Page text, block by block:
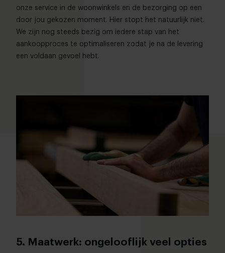
onze service in de woonwinkels en de bezorging op een
door jou gekozen moment. Hier stopt het natuurlijk niet.
We zijn nog steeds bezig om iedere stap van het
aankoopproces te optimaliseren zodat je na de levering
een voldaan gevoel hebt.
5. Maatwerk: ongelooflijk veel opties